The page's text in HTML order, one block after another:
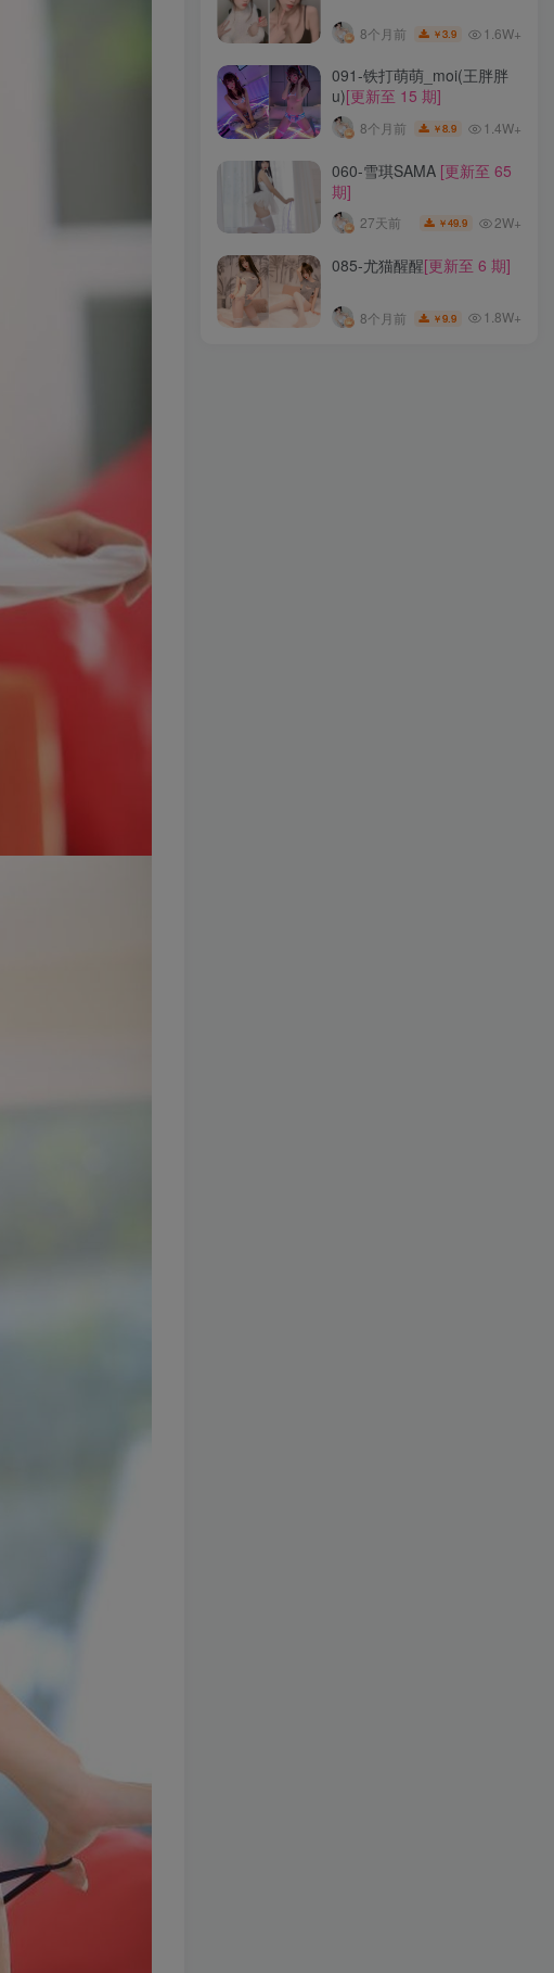
8个月前 ￥3.9 1.6W+
091-铁打萌萌_moi(王胖胖
u)[更新至 15 期]
8个月前 ￥8.9 1.4W+
060-雪琪SAMA [更新至 65
期]
27天前 ￥49.9 2W+
085-尤猫醒醒[更新至 6 期]
8个月前 ￥9.9 1.8W+
108 期]
33 期]